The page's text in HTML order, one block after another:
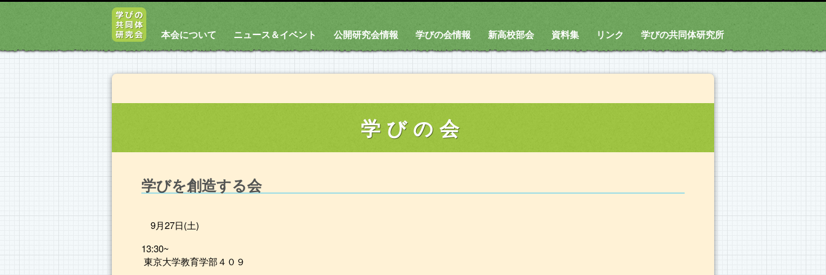
本会について ニュース＆イベント 公開研究会情報 学びの会情報 新高校部会 資料集 リンク 学びの共同体研究所
学びの会
学びを創造する会
9月27日(土)
13:30~
東京大学教育学部４０９